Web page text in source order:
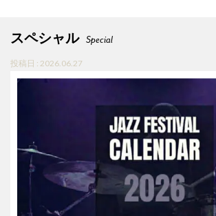
スペシャル Special
投稿日 : 2026.06.27